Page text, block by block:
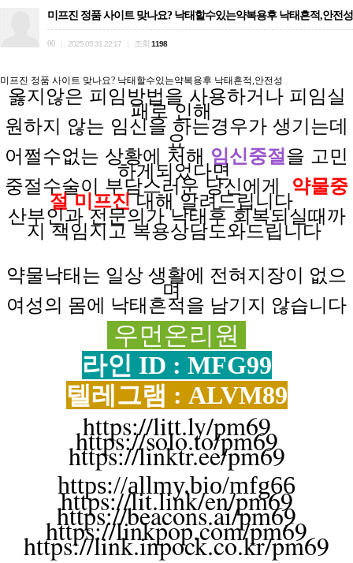
미프진 정품 사이트 맞나요? 낙태할수있는약복용후 낙태흔적,안전성
00 2025.05.31 22:17 조회 1198
미프진 정품 사이트 맞나요? 낙태할수있는약복용후 낙태흔적,안전성
옳지않은 피임방법을 사용하거나피임실
패로인해
원하지 않는 임신을 하는경우가 생기는데
요
어쩔수없는 상황에 처해 임신중절 을 고민
하게되었다면
중절수술이 부담스러운 당신에게 약물중
절 미프진 대해 알려드립니다
산부인과 전문의가낙태후 회복되실때까
지책임지고 복용상담도와드립니다
약물낙태는 일상 생활에 전혀지장이 없으
며
여성의 몸에 낙태흔적을 남기지 않습니다
우먼온리원
라인 ID : MFG99
텔레그램 : ALVM89
https://litt.ly/pm69
https://solo.to/pm69
https://linktr.ee/pm69
https://allmy.bio/mfg66
https://lit.link/en/pm69
https://beacons.ai/pm69
https://linkpop.com/pm69
https://link.inpock.co.kr/pm69